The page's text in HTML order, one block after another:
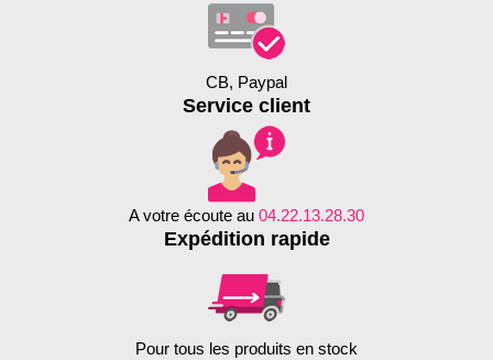
CB, Paypal
Service client
A votre écoute au 04.22.13.28.30
Expédition rapide
Pour tous les produits en stock